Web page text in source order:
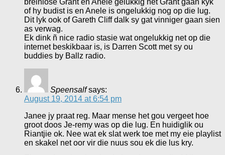
breinlose Grant en Anele gelukkig het Grant gaan kyk
of hy budist is en Anele is ongelukkig nog op die lug.
Dit lyk ook of Gareth Cliff dalk sy gat vinniger gaan sien
as verwag.
Ek dink ñ nice radio stasie wat ongelukkig net op die
internet beskikbaar is, is Darren Scott met sy ou
buddies by Ballz radio.
Speensalf says:
August 19, 2014 at 6:54 pm
Janee jy praat reg. Maar mense het gou vergeet hoe
groot doos Je-remy was op die lug. En huidiglik ou
Riantjie ok. Nee wat ek slat werk toe met my eie playlist
en skakel net oor vir die nuus sou ek die lus kry.